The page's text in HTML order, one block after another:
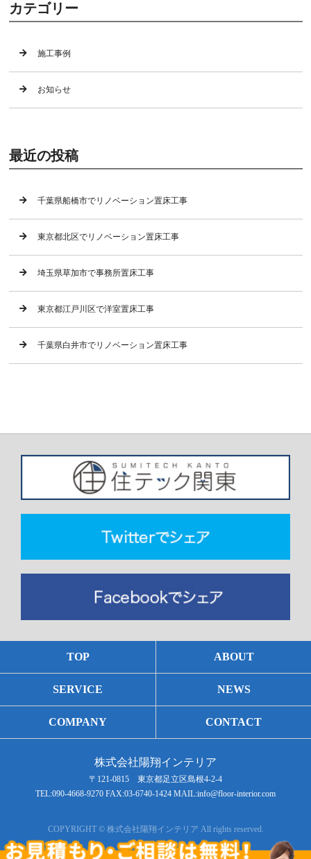
カテゴリー
施工事例
お知らせ
最近の投稿
千葉県船橋市でリノベーション置床工事
東京都北区でリノベーション置床工事
埼玉県草加市で事務所置床工事
東京都江戸川区で洋室置床工事
千葉県白井市でリノベーション置床工事
TOP ABOUT
SERVICE NEWS
COMPANY CONTACT
株式会社陽翔インテリア
〒121-0815 東京都足立区島根4-2-4
TEL:090-4668-9270 FAX:03-6740-1424 MAIL:info@floor-interior.com
COPYRIGHT © 株式会社陽翔インテリア All rights reserved.